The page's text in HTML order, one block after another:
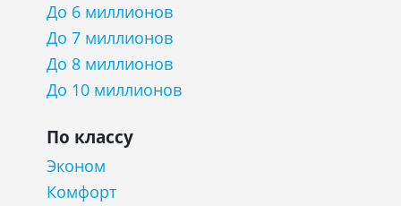
До 6 миллионов
До 7 миллионов
До 8 миллионов
До 10 миллионов
По классу
Эконом
Комфорт